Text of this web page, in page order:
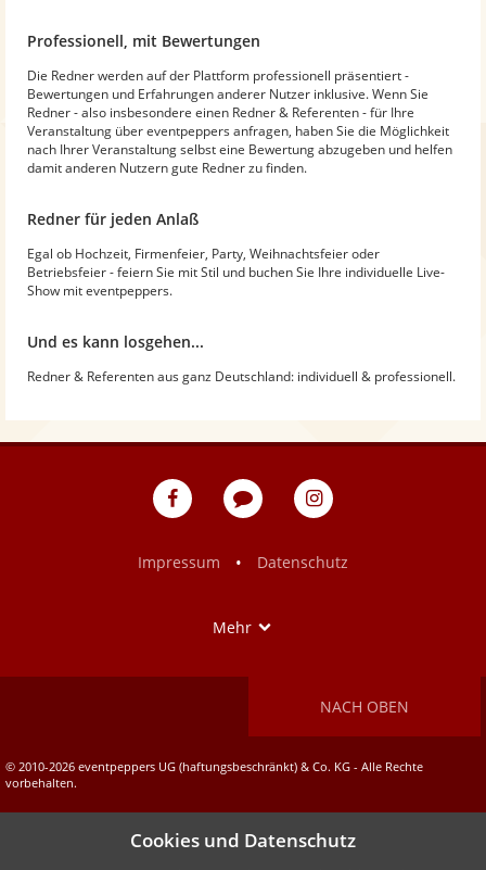
Professionell, mit Bewertungen
Die Redner werden auf der Plattform professionell präsentiert -
Bewertungen und Erfahrungen anderer Nutzer inklusive. Wenn Sie
Redner - also insbesondere einen Redner & Referenten - für Ihre
Veranstaltung über eventpeppers anfragen, haben Sie die Möglichkeit
nach Ihrer Veranstaltung selbst eine Bewertung abzugeben und helfen
damit anderen Nutzern gute Redner zu finden.
Redner für jeden Anlaß
Egal ob Hochzeit, Firmenfeier, Party, Weihnachtsfeier oder
Betriebsfeier - feiern Sie mit Stil und buchen Sie Ihre individuelle Live-
Show mit eventpeppers.
Und es kann losgehen...
Redner & Referenten aus ganz Deutschland: individuell & professionell.
eventpeppers
Blog
eventpeppers
Impressum
• Datenschutz
Mehr
NACH OBEN
© 2010-2026 eventpeppers UG (haftungsbeschränkt) & Co. KG - Alle Rechte
vorbehalten.
Cookies und Datenschutz